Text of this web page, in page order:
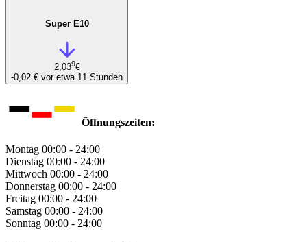
Super E10
2,039€
-0,02 € vor etwa 11 Stunden
Öffnungszeiten:
Montag 00:00 - 24:00
Dienstag 00:00 - 24:00
Mittwoch 00:00 - 24:00
Donnerstag 00:00 - 24:00
Freitag 00:00 - 24:00
Samstag 00:00 - 24:00
Sonntag 00:00 - 24:00